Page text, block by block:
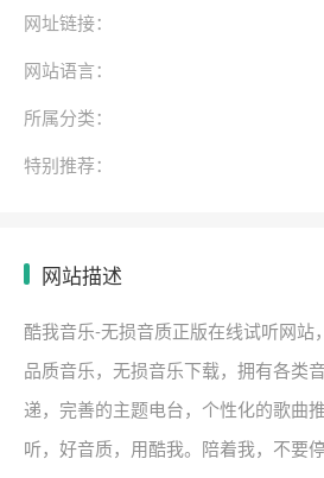
网址链接：
网站语言：
所属分类：
特别推荐：
网站描述
酷我音乐-无损音质正版在线试听网站
品质音乐，无损音乐下载，拥有各类
递，完善的主题电台，个性化的歌曲
听，好音质，用酷我。陪着我，不要